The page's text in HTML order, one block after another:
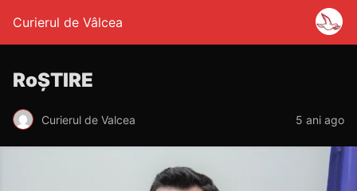
Curierul de Vâlcea
RoȘTIRE
Curierul de Valcea 5 ani ago